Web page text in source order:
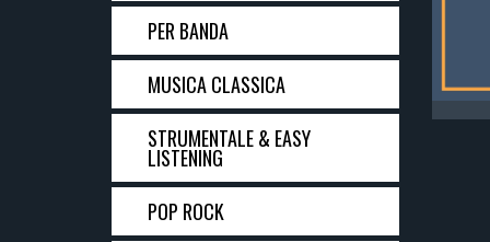
PER BANDA
MUSICA CLASSICA
STRUMENTALE & EASY
LISTENING
POP ROCK